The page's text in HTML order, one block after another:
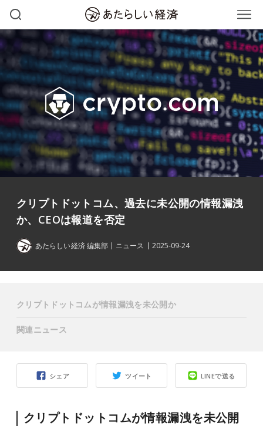
クリプトドットコム、過去に未公開の情報漏洩
か、CEOは報道を否定
あたらしい経済 編集部 ニュース 2025-09-24
シェア ツイート LINEで送る
クリプトドットコムが情報漏洩を未公開
クリプトドットコムが情報漏洩を未公開か
関連ニュース